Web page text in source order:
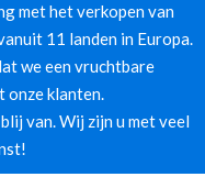
met het verkopen van
11 landen in Europa.
we een vruchtbare
onze klanten.
van. Wij zijn u met veel